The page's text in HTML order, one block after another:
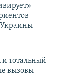
Украины
тотальный
вызовы